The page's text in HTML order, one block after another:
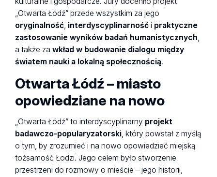
„Otwarta Łódź” przede wszystkim za jego
oryginalność, interdyscyplinarnośći praktyczne
zastosowanie wyników badań humanistycznych,
a także zawkład w budowanie dialogu między
światem nauki a lokalną społecznością.
Otwarta Łódź – miasto
opowiedziane na nowo
„Otwarta Łódź” to interdyscyplinarny projekt
badawczo-popularyzatorski, który powstał z myślą
o tym, by zrozumieć i na nowo opowiedzieć miejską
tożsamość Łodzi. Jego celem było stworzenie
przestrzeni do rozmowy o mieście – jego historii,